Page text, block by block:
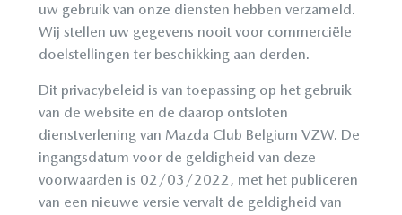
uw gebruik van onze diensten hebben verzameld.
Wij stellen uw gegevens nooit voor commerciële
doelstellingen ter beschikking aan derden.
Dit privacybeleid is van toepassing op het gebruik
van de website en de daarop ontsloten
dienstverlening van Mazda Club Belgium VZW. De
ingangsdatum voor de geldigheid van deze
voorwaarden is 02/03/2022, met het publiceren
van een nieuwe versie vervalt de geldigheid van